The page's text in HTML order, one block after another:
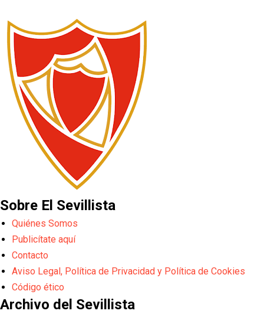
Sobre El Sevillista
Quiénes Somos
Publicítate aquí
Contacto
Aviso Legal, Política de Privacidad y Política de Cookies
Código ético
Archivo del Sevillista